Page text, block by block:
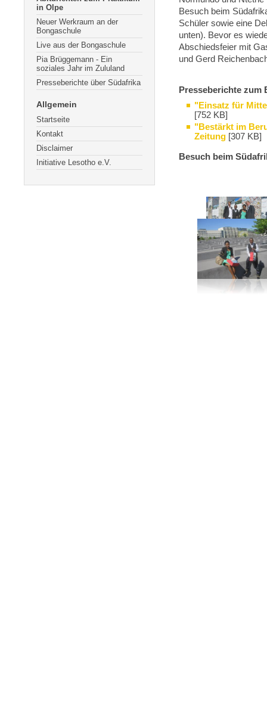
in Olpe
Neuer Werkraum an der
Bongaschule
Live aus der Bongaschule
Pia Brüggemann - Ein
soziales Jahr im Zululand
Presseberichte über Südafrika
Allgemein
Startseite
Kontakt
Disclaimer
Initiative Lesotho e.V.
Besuch beim
Schüler sowie eine
unten). Bevor es
Abschiedsfeier mit
und Gerd
Presseberichte zum
"Einsatz für
[752 KB]
"Bestärkt im
Zeitung [307 KB]
Besuch beim